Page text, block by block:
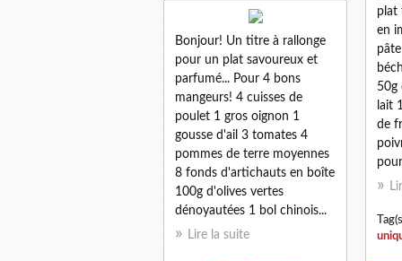
Bonjour! Un titre à rallonge
pour un plat savoureux et
parfumé... Pour 4 bons
mangeurs! 4 cuisses de
poulet 1 gros oignon 1
gousse d'ail 3 tomates 4
pommes de terre moyennes
8 fonds d'artichauts en boîte
100g d'olives vertes
dénoyautées 1 bol chinois...
Lire la suite
plat
en
50g
lait
de